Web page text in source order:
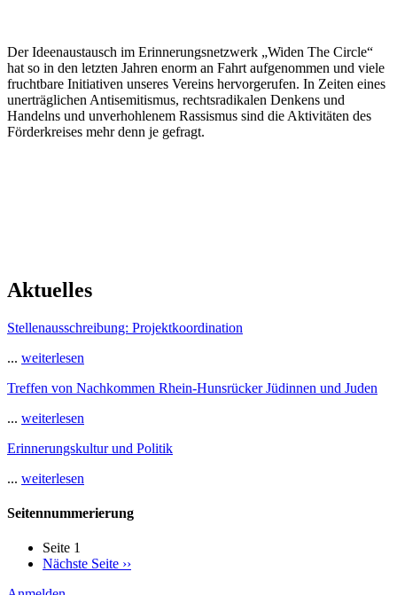
Der Ideenaustausch im Erinnerungsnetzwerk „Widen The Circle“
hat so in den letzten Jahren enorm an Fahrt aufgenommen und viele
fruchtbare Initiativen unseres Vereins hervorgerufen. In Zeiten eines
unerträglichen Antisemitismus, rechtsradikalen Denkens und
Handelns und unverhohlenem Rassismus sind die Aktivitäten des
Förderkreises mehr denn je gefragt.
Aktuelles
Stellenausschreibung: Projektkoordination
... weiterlesen
Treffen von Nachkommen Rhein-Hunsrücker Jüdinnen und Juden
... weiterlesen
Erinnerungskultur und Politik
... weiterlesen
Seitennummerierung
Seite 1
Nächste Seite ››